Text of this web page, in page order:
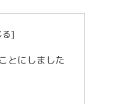
とにしました